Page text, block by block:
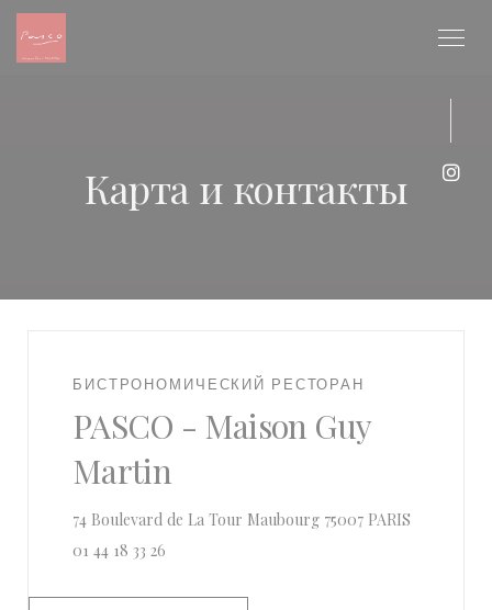
Панель управления cookies
Карта и контакты
БИСТРОНОМИЧЕСКИЙ РЕСТОРАН
PASCO - Maison Guy
Martin
74 Boulevard de La Tour Maubourg 75007 PARIS
01 44 18 33 26